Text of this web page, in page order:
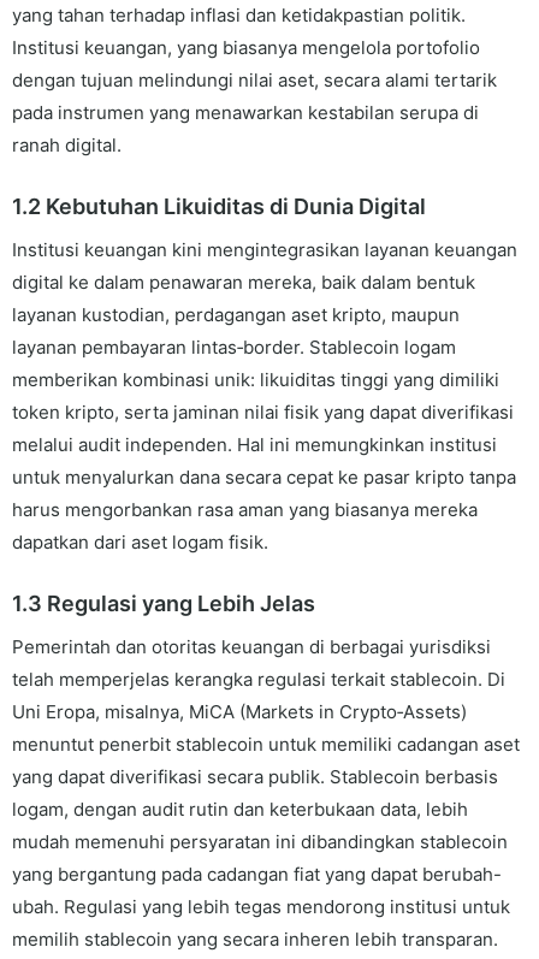
yang tahan terhadap inflasi dan ketidakpastian politik.
Institusi keuangan, yang biasanya mengelola portofolio
dengan tujuan melindungi nilai aset, secara alami tertarik
pada instrumen yang menawarkan kestabilan serupa di
ranah digital.
1.2 Kebutuhan Likuiditas di Dunia Digital
Institusi keuangan kini mengintegrasikan layanan keuangan
digital ke dalam penawaran mereka, baik dalam bentuk
layanan kustodian, perdagangan aset kripto, maupun
layanan pembayaran lintas‑border. Stablecoin logam
memberikan kombinasi unik: likuiditas tinggi yang dimiliki
token kripto, serta jaminan nilai fisik yang dapat diverifikasi
melalui audit independen. Hal ini memungkinkan institusi
untuk menyalurkan dana secara cepat ke pasar kripto tanpa
harus mengorbankan rasa aman yang biasanya mereka
dapatkan dari aset logam fisik.
1.3 Regulasi yang Lebih Jelas
Pemerintah dan otoritas keuangan di berbagai yurisdiksi
telah memperjelas kerangka regulasi terkait stablecoin. Di
Uni Eropa, misalnya, MiCA (Markets in Crypto‑Assets)
menuntut penerbit stablecoin untuk memiliki cadangan aset
yang dapat diverifikasi secara publik. Stablecoin berbasis
logam, dengan audit rutin dan keterbukaan data, lebih
mudah memenuhi persyaratan ini dibandingkan stablecoin
yang bergantung pada cadangan fiat yang dapat berubah-
ubah. Regulasi yang lebih tegas mendorong institusi untuk
memilih stablecoin yang secara inheren lebih transparan.